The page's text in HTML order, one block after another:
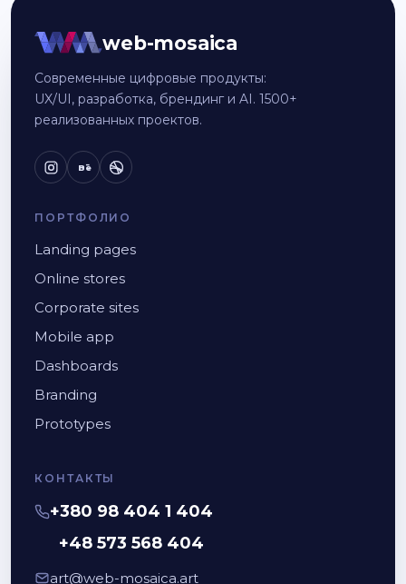
web-mosaica
Современные цифровые продукты:
UX/UI, разработка, брендинг и AI. 1500+
реализованных проектов.
Bē
ПОРТФОЛИО
Landing pages
Online stores
Corporate sites
Mobile app
Dashboards
Branding
Prototypes
КОНТАКТЫ
+380 98 404 1 404
+48 573 568 404
art@web-mosaica.art